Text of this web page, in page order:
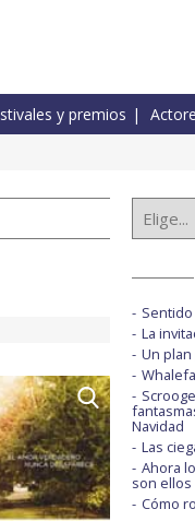
y premios
La
Un
Navidad
Las
Ahora
son ellos
Cómo